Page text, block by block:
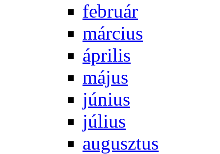
feb­ru­ár
már­ci­us
áp­ri­lis
má­jus
jú­ni­us
jú­li­us
au­gusz­tus